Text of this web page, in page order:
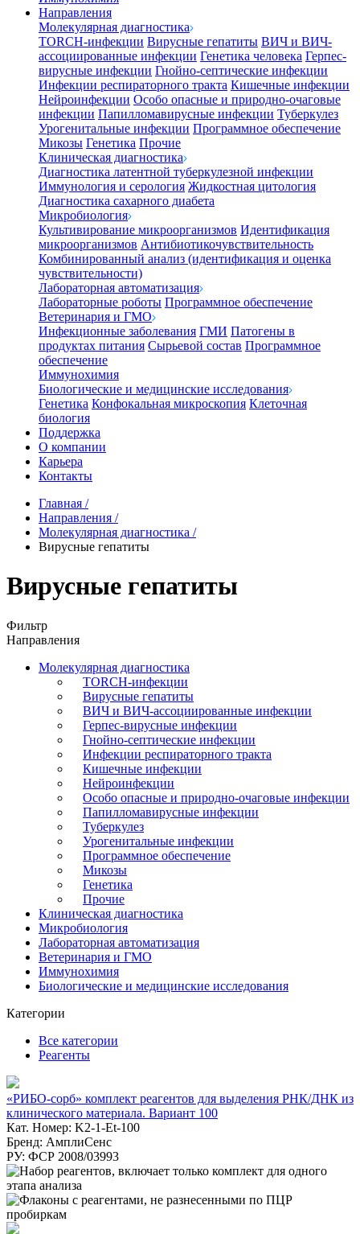
Направления
Молекулярная диагностика
TORCH-инфекции Вирусные гепатиты ВИЧ и ВИЧ-
ассоциированные инфекции Генетика человека Герпес-
вирусные инфекции Гнойно-септические инфекции
Инфекции респираторного тракта Кишечные инфекции
Нейроинфекции Особо опасные и природно-очаговые
инфекции Папилломавирусные инфекции Туберкулез
Урогенитальные инфекции Программное обеспечение
Микозы Генетика Прочие
Клиническая диагностика
Диагностика латентной туберкулезной инфекции
Иммунология и серология Жидкостная цитология
Диагностика сахарного диабета
Микробиология
Культивирование микроорганизмов Идентификация
микроорганизмов Антибиотикочувствительность
Комбинированный анализ (идентификация и оценка
чувствительности)
Лабораторная автоматизация
Лабораторные роботы Программное обеспечение
Ветеринария и ГМО
Инфекционные заболевания ГМИ Патогены в
продуктах питания Сырьевой состав Программное
обеспечение
Иммунохимия
Биологические и медицинские исследования
Генетика Конфокальная микроскопия Клеточная
биология
Поддержка
О компании
Карьера
Контакты
Главная /
Направления /
Молекулярная диагностика /
Вирусные гепатиты
Вирусные гепатиты
Фильтр
Направления
Молекулярная диагностика
TORCH-инфекции
Вирусные гепатиты
ВИЧ и ВИЧ-ассоциированные инфекции
Герпес-вирусные инфекции
Гнойно-септические инфекции
Инфекции респираторного тракта
Кишечные инфекции
Нейроинфекции
Особо опасные и природно-очаговые инфекции
Папилломавирусные инфекции
Туберкулез
Урогенитальные инфекции
Программное обеспечение
Микозы
Генетика
Прочие
Клиническая диагностика
Микробиология
Лабораторная автоматизация
Ветеринария и ГМО
Иммунохимия
Биологические и медицинские исследования
Категории
Все категории
Реагенты
«РИБО-сорб» комплект реагентов для выделения РНК/ДНК из
клинического материала. Вариант 100
Кат. Номер: K2-1-Et-100
Бренд: АмплиСенс
РУ: ФСР 2008/03993